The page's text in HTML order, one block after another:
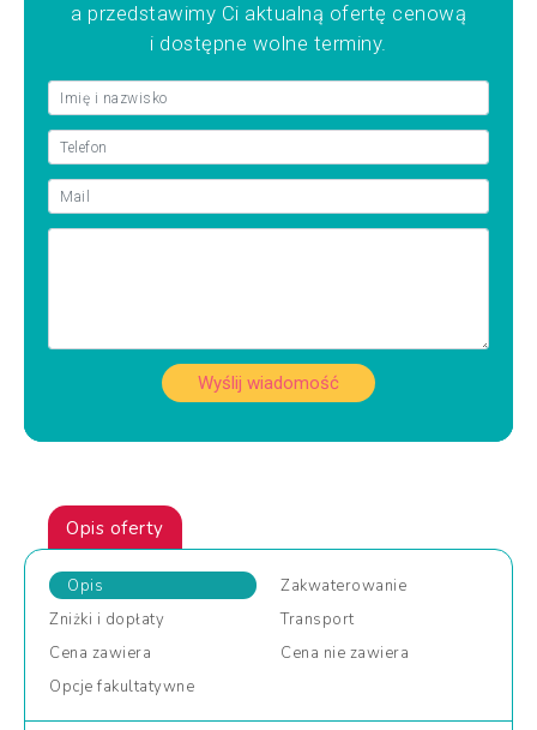
a przedstawimy Ci aktualną ofertę cenową
i dostępne wolne terminy.
Wyślij wiadomość
Opis oferty
Opis
Zakwaterowanie
Zniżki i dopłaty
Transport
Cena zawiera Cena nie zawiera
Opcje fakultatywne